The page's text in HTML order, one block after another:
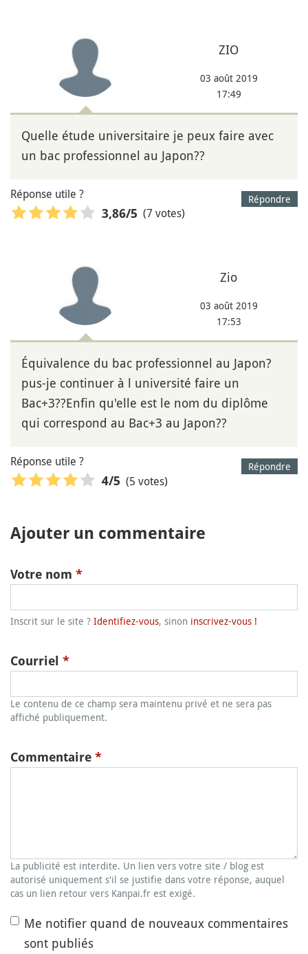
ZIO
03 août 2019
17:49
Quelle étude universitaire je peux faire avec
un bac professionnel au Japon??
Répondre
Réponse utile ?
3,86/5 (7 votes)
Zio
03 août 2019
17:53
Équivalence du bac professionnel au Japon?
pus-je continuer à l université faire un
Bac+3??Enfin qu'elle est le nom du diplôme
qui correspond au Bac+3 au Japon??
Répondre
Réponse utile ?
4/5 (5 votes)
Ajouter un commentaire
Votre nom *
Inscrit sur le site ? Identifiez-vous, sinon inscrivez-vous !
Courriel *
Le contenu de ce champ sera maintenu privé et ne sera pas
affiché publiquement.
Commentaire *
La publicité est interdite. Un lien vers votre site / blog est
autorisé uniquement s'il se justifie dans votre réponse, auquel
cas un lien retour vers Kanpai.fr est exigé.
Me notifier quand de nouveaux commentaires
sont publiés